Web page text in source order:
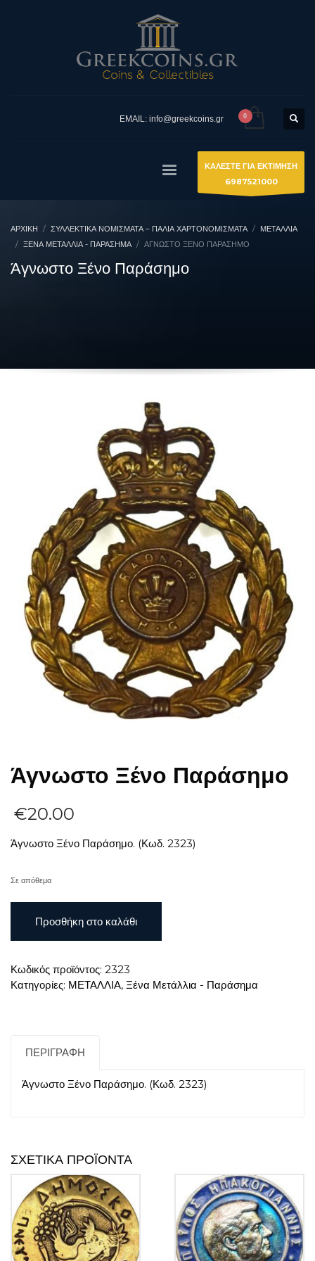
EMAIL: info@greekcoins.gr
ΚΑΛΕΣΤΕ ΓΙΑ ΕΚΤΙΜΗΣΗ
6987521000
ΑΡΧΙΚΉ ΣΥΛΛΕΚΤΙΚΆ ΝΟΜΊΣΜΑΤΑ – ΠΑΛΙΆ ΧΑΡΤΟΝΟΜΊΣΜΑΤΑ
ΜΕΤΑΛΛΙΑ
ΞΈΝΑ ΜΕΤΆΛΛΙΑ - ΠΑΡΆΣΗΜΑ
ΆΓΝΩΣΤΟ ΞΈΝΟ ΠΑΡΆΣΗΜΟ
Άγνωστο Ξένο Παράσημο
Άγνωστο Ξένο Παράσημο
€20.00
Άγνωστο Ξένο Παράσημο. (Κωδ. 2323)
Σε απόθεμα
Παράσημο
Προσθήκη στο καλάθι
Κωδικός προϊόντος: 2323
Κατηγορίες: ΜΕΤΑΛΛΙΑ, Ξένα Μετάλλια - Παράσημα
ΠΕΡΙΓΡΑΦΉ
Άγνωστο Ξένο Παράσημο. (Κωδ. 2323)
ΣΧΕΤΙΚΆ ΠΡΟΪΌΝΤΑ